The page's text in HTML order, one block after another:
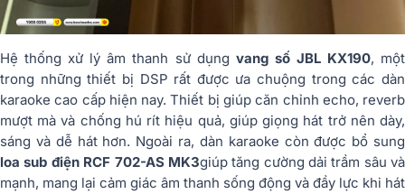
Hệthốngxử lýâmthanh sử dụng vang số JBL KX190, một
trong nhữngthiết bị DSP rất được ưachuộng trongcácdàn
karaokecao cấp hiện nay.Thiết bị giúpcăn chỉnh echo, reverb
mượt màvà chống hú rít hiệu quả, giúpgiọng hát trở nêndày,
sáng và dễ hát hơn. Ngoài ra, dàn karaoke cònđược bổ sung
loasub điện RCF 702-AS MK3giúptăng cường dảitrầm sâuvà
mạnh, mang lại cảm giác âm thanh sống động và đầy lực khi hát